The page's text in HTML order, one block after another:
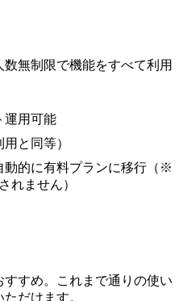
無制限で機能をすべて利用
運用可能
と同等）
動的に有料プランに移行（※
れません）
すめ。これまで通りの使い
だけます。